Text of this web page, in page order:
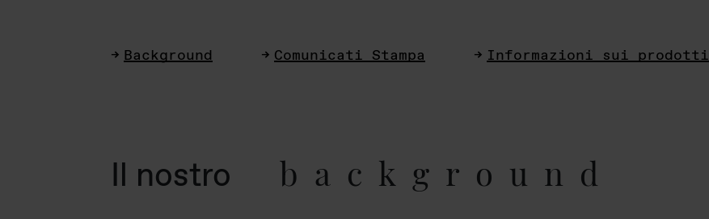
Background Comunicati Stampa Informazioni sui prodotti
Il nostro background